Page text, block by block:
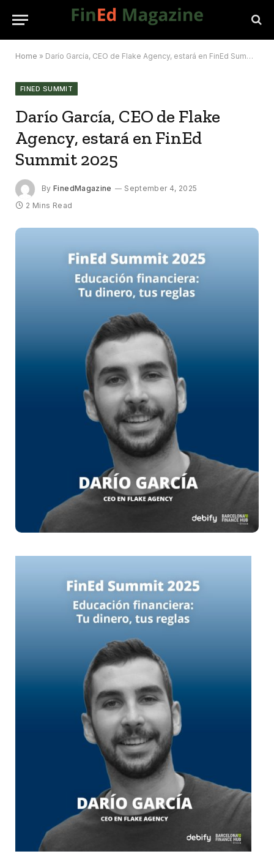
Home » Darío García, CEO de Flake Agency, estará en FinEd Summit 2025
FINED SUMMIT
Darío García, CEO de Flake
Agency, estará en FinEd
Summit 2025
By FinedMagazine
September 4, 2025
2 Mins Read